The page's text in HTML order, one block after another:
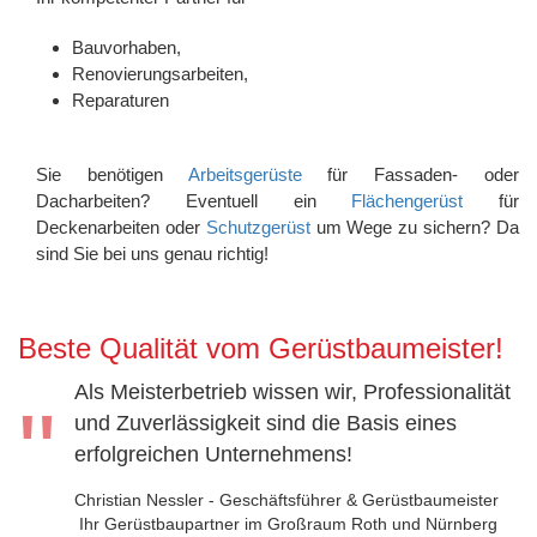
Bauvorhaben,
Renovierungsarbeiten,
Reparaturen
Sie benötigen Arbeitsgerüstefür Fassaden- oder
Dacharbeiten? Eventuell ein Flächengerüst für
Deckenarbeiten oder Schutzgerüstum Wege zu sichern? Da
sind Sie bei uns genau richtig!
Beste Qualität vom Gerüstbaumeister!
"
Als Meisterbetrieb wissen wir, Professionalität
und Zuverlässigkeit sind die Basis eines
erfolgreichen Unternehmens!
Christian Nessler - Geschäftsführer & Gerüstbaumeister
Ihr Gerüstbaupartner im Großraum Roth und Nürnberg